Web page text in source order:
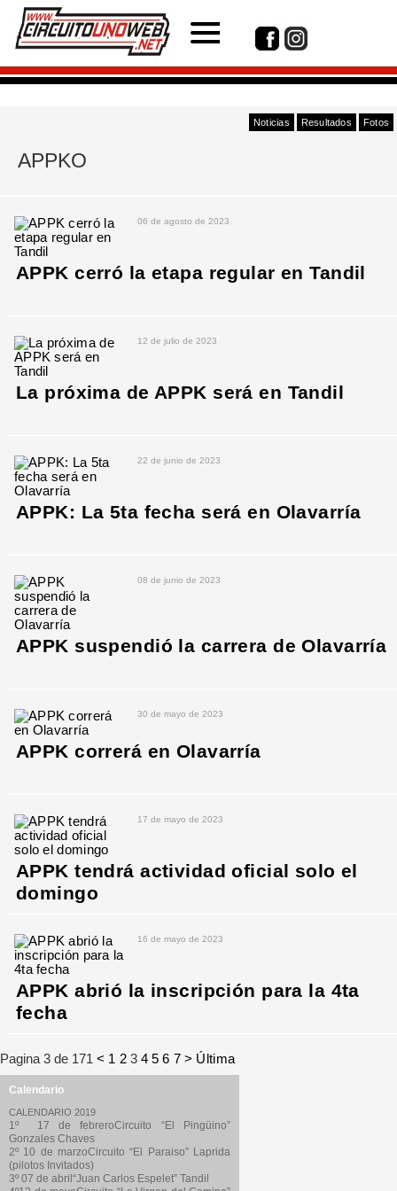
Noticias Resultados Fotos
APPKO
06 de agosto de 2023
APPK cerró la etapa regular en Tandil
12 de julio de 2023
La próxima de APPK será en Tandil
22 de junio de 2023
APPK: La 5ta fecha será en Olavarría
08 de junio de 2023
APPK suspendió la carrera de Olavarría
30 de mayo de 2023
APPK correrá en Olavarría
17 de mayo de 2023
APPK tendrá actividad oficial solo el
domingo
16 de mayo de 2023
APPK abrió la inscripción para la 4ta
fecha
Pagina 3 de 171 < 1 2 3 4 5 6 7 > Última
Calendario
CALENDARIO 2019
1º 17 de febreroCircuito “El Pingüino”
Gonzales Chaves
2º 10 de marzoCircuito “El Paraiso” Laprida
(pilotos Invitados)
3º 07 de abril“Juan Carlos Espelet” Tandil